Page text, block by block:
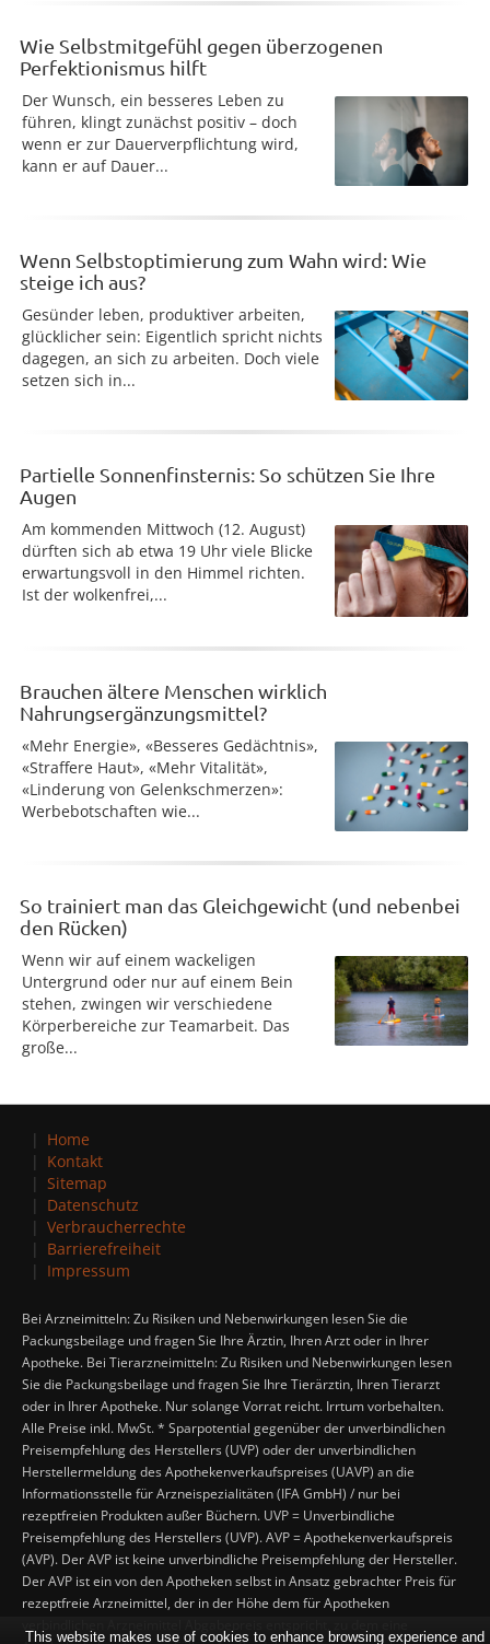
Wie Selbstmitgefühl gegen überzogenen
Perfektionismus hilft
Der Wunsch, ein besseres Leben zu
führen, klingt zunächst positiv – doch
wenn er zur Dauerverpflichtung wird,
kann er auf Dauer...
Wenn Selbstoptimierung zum Wahn wird: Wie
steige ich aus?
Gesünder leben, produktiver arbeiten,
glücklicher sein: Eigentlich spricht nichts
dagegen, an sich zu arbeiten. Doch viele
setzen sich in...
Partielle Sonnenfinsternis: So schützen Sie Ihre
Augen
Am kommenden Mittwoch (12. August)
dürften sich ab etwa 19 Uhr viele Blicke
erwartungsvoll in den Himmel richten.
Ist der wolkenfrei,...
Brauchen ältere Menschen wirklich
Nahrungsergänzungsmittel?
«Mehr Energie», «Besseres Gedächtnis»,
«Straffere Haut», «Mehr Vitalität»,
«Linderung von Gelenkschmerzen»:
Werbebotschaften wie...
So trainiert man das Gleichgewicht (und nebenbei
den Rücken)
Wenn wir auf einem wackeligen
Untergrund oder nur auf einem Bein
stehen, zwingen wir verschiedene
Körperbereiche zur Teamarbeit. Das
große...
Home
Kontakt
Sitemap
Datenschutz
Verbraucherrechte
Barrierefreiheit
Impressum
Bei Arzneimitteln: Zu Risiken und Nebenwirkungen lesen Sie die
Packungsbeilage und fragen Sie Ihre Ärztin, Ihren Arzt oder in Ihrer
Apotheke. Bei Tierarzneimitteln: Zu Risiken und Nebenwirkungen lesen
Sie die Packungsbeilage und fragen Sie Ihre Tierärztin, Ihren Tierarzt
oder in Ihrer Apotheke. Nur solange Vorrat reicht. Irrtum vorbehalten.
Alle Preise inkl. MwSt. * Sparpotential gegenüber der unverbindlichen
Preisempfehlung des Herstellers (UVP) oder der unverbindlichen
Herstellermeldung des Apothekenverkaufspreises (UAVP) an die
Informationsstelle für Arzneispezialitäten (IFA GmbH) / nur bei
rezeptfreien Produkten außer Büchern. UVP = Unverbindliche
Preisempfehlung des Herstellers (UVP). AVP = Apothekenverkaufspreis
(AVP). Der AVP ist keine unverbindliche Preisempfehlung der Hersteller.
Der AVP ist ein von den Apotheken selbst in Ansatz gebrachter Preis für
rezeptfreie Arzneimittel, der in der Höhe dem für Apotheken
This website makes use of cookies to enhance browsing experience and